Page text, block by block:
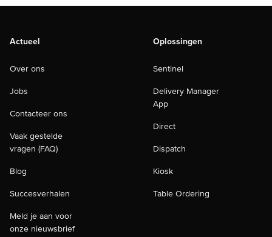
Actueel
Over ons
Jobs
Contacteer ons
Vaak gestelde
vragen (FAQ)
Blog
Succesverhalen
Meld je aan voor
onze nieuwsbrief
Oplossingen
Sentinel
Delivery Manager
App
Direct
Dispatch
Kiosk
Table Ordering